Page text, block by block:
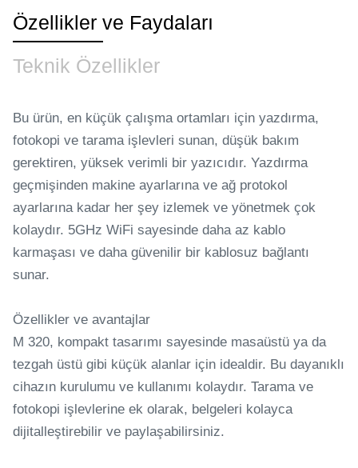
Özellikler ve Faydaları
Teknik Özellikler
Bu ürün, en küçük çalışma ortamları için yazdırma,
fotokopi ve tarama işlevleri sunan, düşük bakım
gerektiren, yüksek verimli bir yazıcıdır. Yazdırma
geçmişinden makine ayarlarına ve ağ protokol
ayarlarına kadar her şey izlemek ve yönetmek çok
kolaydır. 5GHz WiFi sayesinde daha az kablo
karmaşası ve daha güvenilir bir kablosuz bağlantı
sunar.
Özellikler ve avantajlar
M 320, kompakt tasarımı sayesinde masaüstü ya da
tezgah üstü gibi küçük alanlar için idealdir. Bu dayanıklı
cihazın kurulumu ve kullanımı kolaydır. Tarama ve
fotokopi işlevlerine ek olarak, belgeleri kolayca
dijitalleştirebilir ve paylaşabilirsiniz.